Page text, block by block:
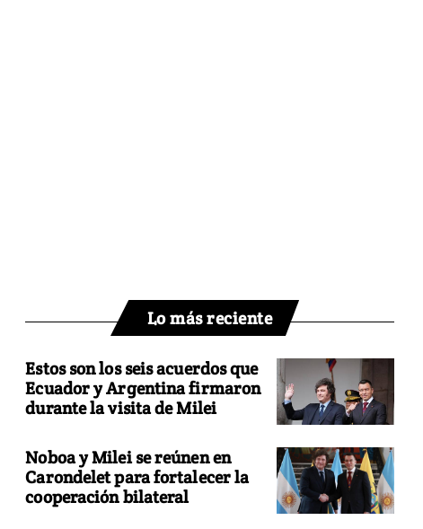
Lo más reciente
Estos son los seis acuerdos que
Ecuador y Argentina firmaron
durante la visita de Milei
Noboa y Milei se reúnen en
Carondelet para fortalecer la
cooperación bilateral